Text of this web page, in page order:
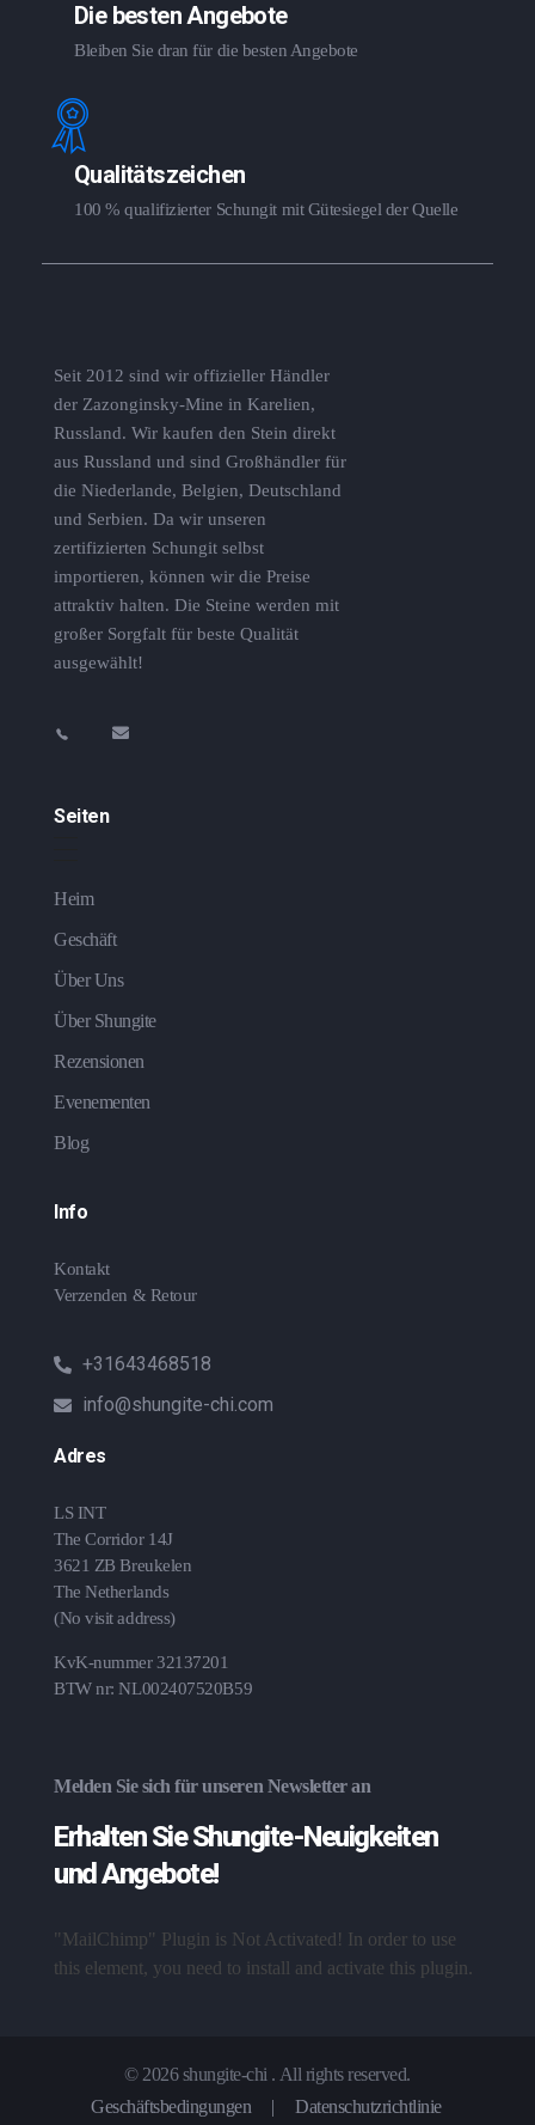
Die besten Angebote
Bleiben Sie dran für die besten Angebote
Qualitätszeichen
100 % qualifizierter Schungit mit Gütesiegel der Quelle
Seit 2012 sind wir offizieller Händler
der Zazonginsky-Mine in Karelien,
Russland. Wir kaufen den Stein direkt
aus Russland und sind Großhändler für
die Niederlande, Belgien, Deutschland
und Serbien. Da wir unseren
zertifizierten Schungit selbst
importieren, können wir die Preise
attraktiv halten. Die Steine ​​werden mit
großer Sorgfalt für beste Qualität
ausgewählt!
Seiten
Heim
Geschäft
Über Uns
Über Shungite
Rezensionen
Evenementen
Blog
Info
Kontakt
Verzenden & Retour
+31643468518
info@shungite-chi.com
Adres
LS INT
The Corridor 14J
3621 ZB Breukelen
The Netherlands
(No visit address)
KvK-nummer 32137201
BTW nr: NL002407520B59
Melden Sie sich für unseren Newsletter an
Erhalten Sie Shungite-Neuigkeiten
und Angebote!
"MailChimp" Plugin is Not Activated! In order to use
this element, you need to install and activate this plugin.
© 2026 shungite-chi . All rights reserved.
Geschäftsbedingungen
| Datenschutzrichtlinie